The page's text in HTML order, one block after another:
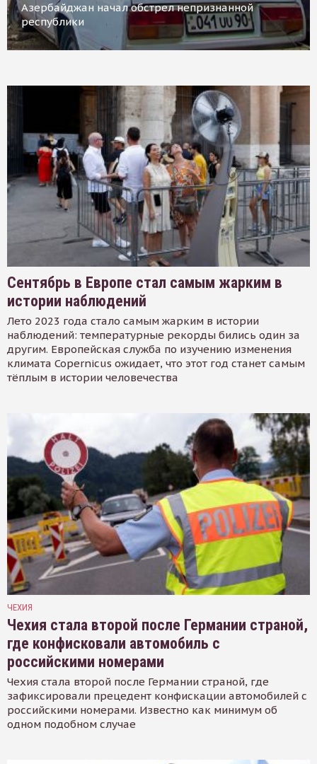
Азербайджан начал обстрел непризнанной
республики
Сентябрь в Европе стал самым жарким в
истории наблюдений
Лето 2023 года стало самым жарким в истории
наблюдений: температурные рекорды бились один за
другим. Европейская служба по изучению изменения
климата Copernicus ожидает, что этот год станет самым
тёплым в истории человечества
ЧЕХИЯ
Чехия стала второй после Германии страной,
где конфисковали автомобиль с
российскими номерами
Чехия стала второй после Германии страной, где
зафиксировали прецедент конфискации автомобилей с
российскими номерами. Известно как минимум об
одном подобном случае